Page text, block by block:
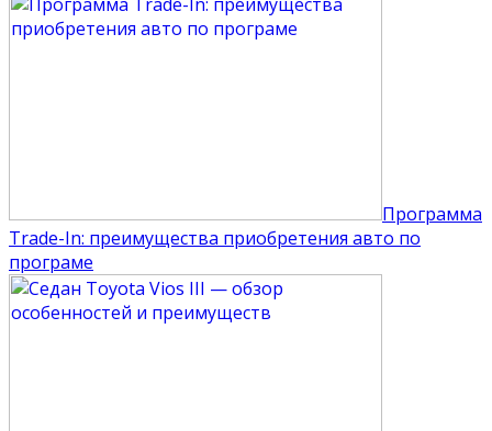
Программа
Trade-In: преимущества приобретения авто по
програме